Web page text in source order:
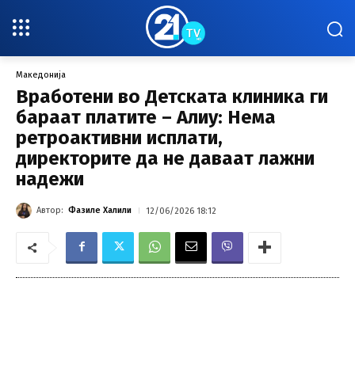
Македонија
Вработени во Детската клиника ги
бараат платите – Алиу: Нема
ретроактивни исплати,
директорите да не даваат лажни
надежи
Автор: Фазиле Халили 12/06/2026 18:12